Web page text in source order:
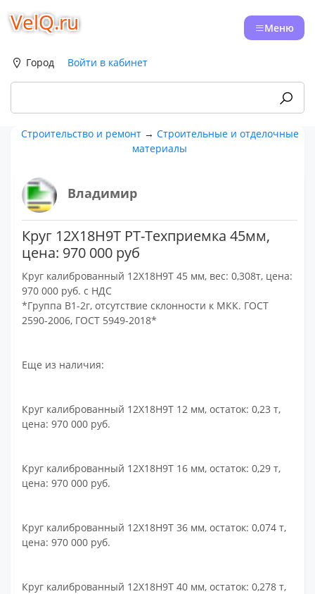
VelQ.ru Меню
Город Войти в кабинет
Строительство и ремонт→ Строительные и отделочные
материалы
Владимир
Круг 12Х18Н9Т РТ-Техприемка 45мм,
цена: 970 000 руб
Круг калиброванный 12Х18Н9Т 45 мм, вес: 0,308т, цена:
970 000 руб. с НДС
*Группа В1-2г, отсутствие склонности к МКК. ГОСТ
2590-2006, ГОСТ 5949-2018*
Еще из наличия:
Круг калиброванный 12Х18Н9Т 12 мм, остаток: 0,23 т,
цена: 970 000 руб.
Круг калиброванный 12Х18Н9Т 16 мм, остаток: 0,29 т,
цена: 970 000 руб.
Круг калиброванный 12Х18Н9Т 36 мм, остаток: 0,074 т,
цена: 970 000 руб.
Круг калиброванный 12Х18Н9Т 40 мм, остаток: 0,278 т,